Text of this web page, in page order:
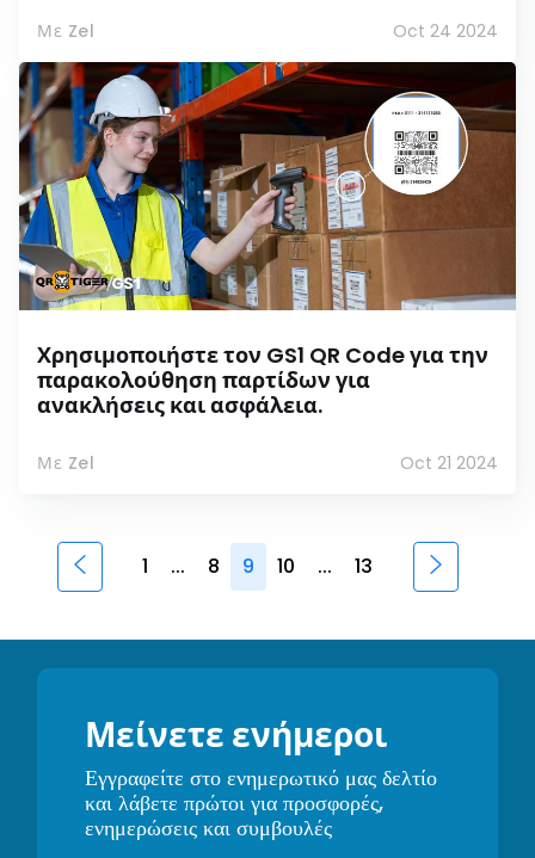
Με Zel Oct 24 2024
Χρησιμοποιήστε τον GS1 QR Code για την
παρακολούθηση παρτίδων για
ανακλήσεις και ασφάλεια.
Με Zel Oct 21 2024
1 ... 8 9 10 ... 13
Μείνετε ενήμεροι
Εγγραφείτε στο ενημερωτικό μας δελτίο
και λάβετε πρώτοι για προσφορές,
ενημερώσεις και συμβουλές